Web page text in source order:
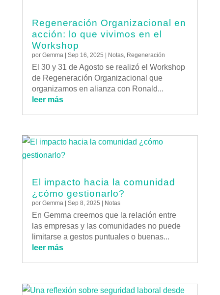
Regeneración Organizacional en
acción: lo que vivimos en el
Workshop
por Gemma| Sep 16, 2025 Notas, Regeneración
El 30 y 31 de Agosto se realizó el Workshop
de Regeneración Organizacional que
organizamos en alianza con Ronald...
leer más
El impacto hacia la comunidad
¿cómo gestionarlo?
por Gemma| Sep 8, 2025 Notas
En Gemma creemos que la relación entre
las empresas y las comunidades no puede
limitarse a gestos puntuales o buenas...
leer más